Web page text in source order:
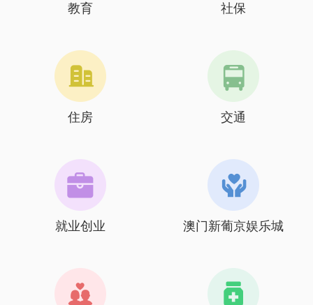
教育 社保
住房 交通
就业创业 澳门新葡京娱乐城